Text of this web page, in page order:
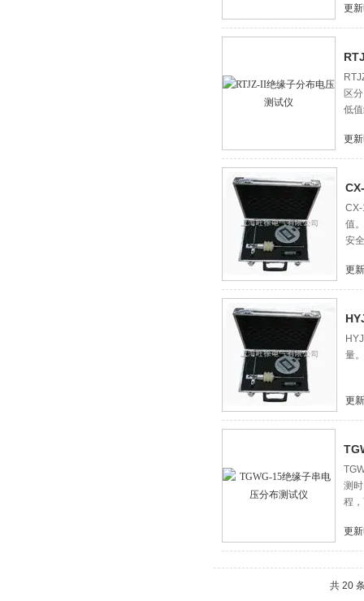
更
区
低
更
值
安
更
量
更
测
程
更
共 20